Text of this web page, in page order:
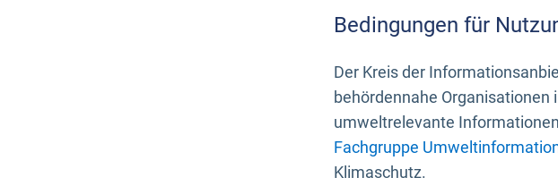
Bedingungen für
Der Kreis der
behördennahe
umweltrelevante
Fachgruppe
Klimaschutz.